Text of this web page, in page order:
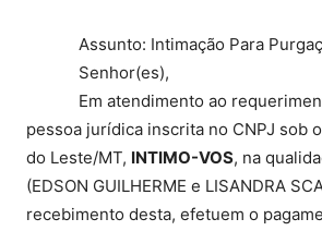
Assunto: Intimação Para
Senhor(es),
Em atendimento ao
pessoa jurídica inscrita no CNPJ sob
do Leste/MT, INTIMO-VOS, na
(EDSON GUILHERME e LISANDRA
recebimento desta, efetuem o